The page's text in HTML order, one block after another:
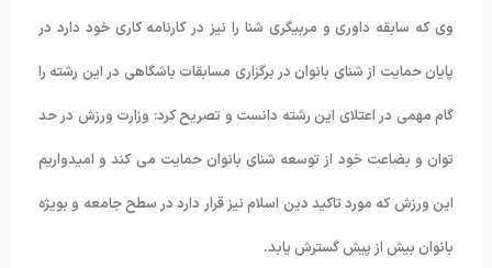
وی که سابقه داوری و مربیگری شنا را نیز در کارنامه کاری خود دارد در
پایان حمایت از شنای بانوان در برگزاری مسابقات باشگاهی در این رشته را
گام مهمی در اعتلای این رشته دانست و تصریح کرد: وزارت ورزش در حد
توان و بضاعت خود از توسعه شنای بانوان حمایت می کند و امیدواریم
این ورزش که مورد تاکید دین اسلام نیز قرار دارد در سطح جامعه و بویژه
بانوان بیش از پیش گسترش یابد.